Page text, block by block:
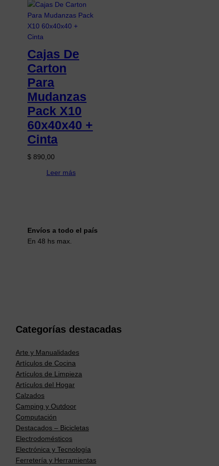
Cajas De
Carton
Para
Mudanzas
Pack X10
60x40x40 +
Cinta
$ 890,00
Leer más
Envíos a todo el país
En 48 hs max.
Categorías destacadas
Arte y Manualidades
Artículos de Cocina
Artículos de Limpieza
Artículos del Hogar
Calzados
Camping y Outdoor
Computación
Destacados – Bicicletas
Electrodomésticos
Electrónica y Tecnología
Ferretería y Herramientas